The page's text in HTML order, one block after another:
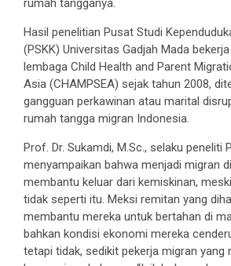
rumah tangganya.
Hasil penelitian Pusat Studi
(PSKK) Universitas Gadjah Mada
lembaga Child Health and Parent
Asia (CHAMPSEA) sejak tahun 2008,
gangguan perkawinan atau marital
rumah tangga migran Indonesia.
Prof. Dr. Sukamdi, M.Sc., selaku peneliti
menyampaikan bahwa menjadi migran
membantu keluar dari kemiskinan,
tidak seperti itu. Meksi remitan yang
membantu mereka untuk bertahan di
bahkan kondisi ekonomi mereka
tetapi tidak, sedikit pekerja migran yang